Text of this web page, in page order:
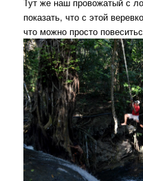
показать, что с этой
что можно просто